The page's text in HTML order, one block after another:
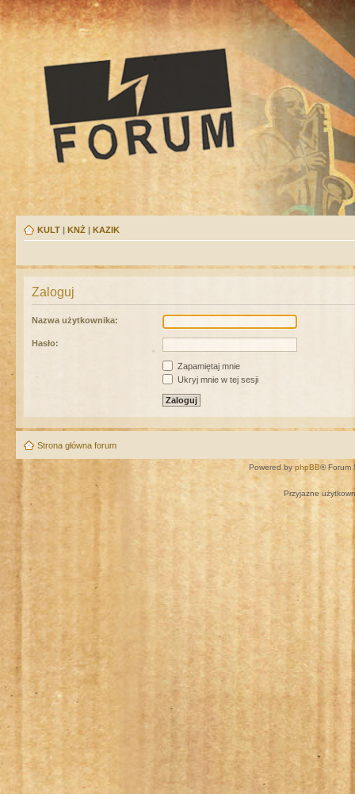
KULT | KNŻ | KAZIK
Zaloguj
Nazwa użytkownika:
Hasło:
Zapamiętaj mnie
Ukryj mnie w tej sesji
Strona główna forum
Powered by phpBB® Forum
Przyjazne